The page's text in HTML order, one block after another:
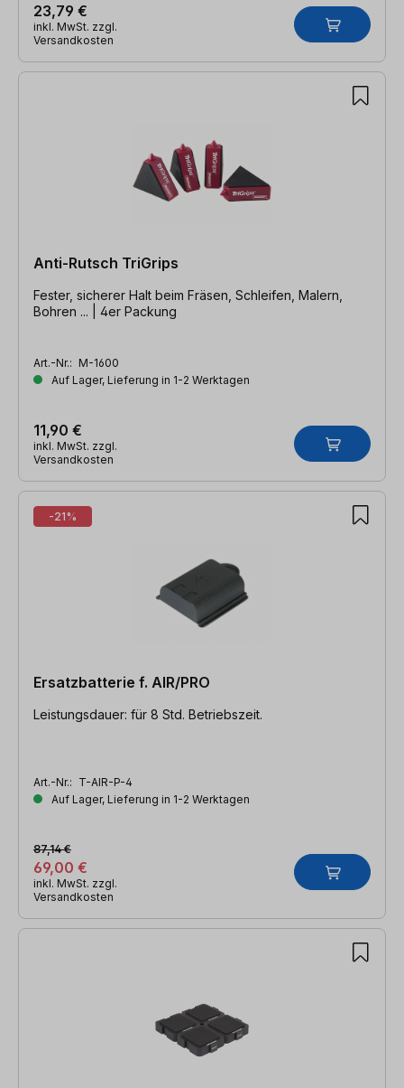
23,79 €
inkl. MwSt. zzgl.
Versandkosten
Anti-Rutsch TriGrips
Fester, sicherer Halt beim Fräsen, Schleifen, Malern,
Bohren ... | 4er Packung
Art.-Nr.: M-1600
Auf Lager, Lieferung in 1-2 Werktagen
11,90 €
inkl. MwSt. zzgl.
Versandkosten
-21%
Ersatzbatterie f. AIR/PRO
Leistungsdauer: für 8 Std. Betriebszeit.
Art.-Nr.: T-AIR-P-4
Auf Lager, Lieferung in 1-2 Werktagen
69,00 €
87,14 €
inkl. MwSt. zzgl.
Versandkosten